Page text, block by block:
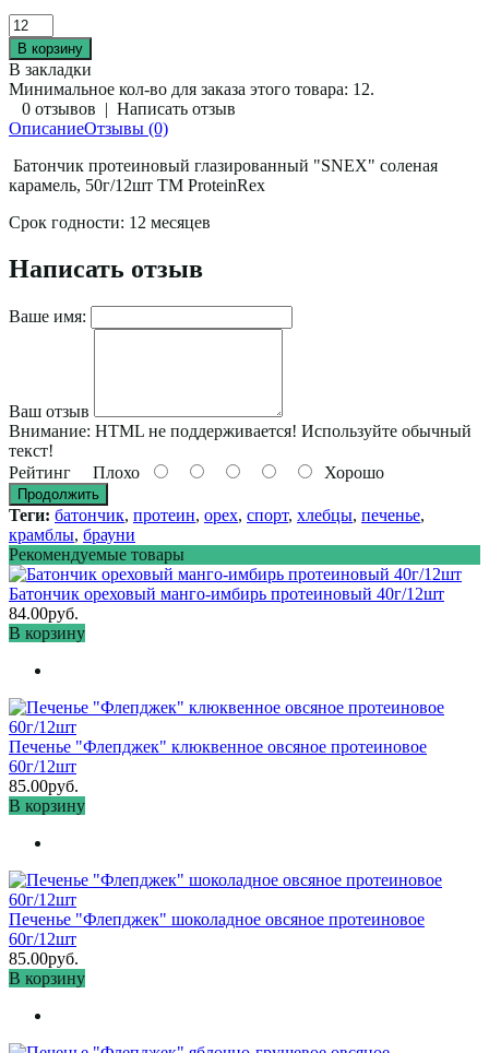
В закладки
Минимальное кол-во для заказа этого товара: 12.
0 отзывов | Написать отзыв
ОписаниеОтзывы (0)
Батончик протеиновый глазированный "SNEX" соленая
карамель, 50г/12шт ТМ ProteinRex
Срок годности: 12 месяцев
Написать отзыв
Ваше имя:
Ваш отзыв
Внимание: HTML не поддерживается! Используйте обычный
текст!
Рейтинг Плохо Хорошо
Продолжить
Теги: батончик, протеин, орех, спорт, хлебцы, печенье,
крамблы, брауни
Рекомендуемые товары
Батончик ореховый манго-имбирь протеиновый 40г/12шт
84.00руб.
В корзину
Печенье "Флепджек" клюквенное овсяное протеиновое
60г/12шт
85.00руб.
В корзину
Печенье "Флепджек" шоколадное овсяное протеиновое
60г/12шт
85.00руб.
В корзину